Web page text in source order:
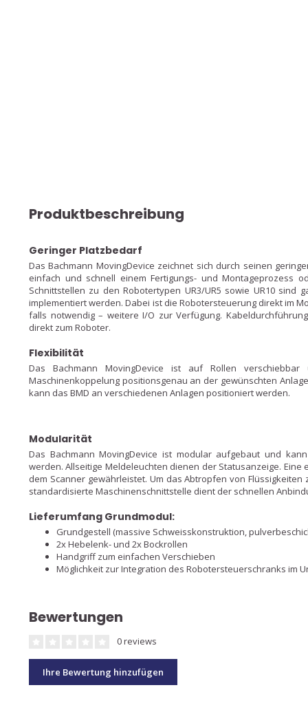
Produktbeschreibung
Geringer Platzbedarf
Das Bachmann MovingDevice zeichnet sich durch seinen
einfach und schnell einem Fertigungs- und Montageprozess
Schnittstellen zu den Robotertypen UR3/UR5 sowie UR10
implementiert werden. Dabei ist die Robotersteuerung direkt im
falls notwendig – weitere I/O zur Verfügung.
direkt zum Roboter.
Flexibilität
Das Bachmann MovingDevice ist auf Rollen
Maschinenkoppelung positionsgenau an der gewünschten
kann das BMD an verschiedenen Anlagen positioniert werden.
Modularität
Das Bachmann MovingDevice ist modular aufgebaut und
werden. Allseitige Meldeleuchten dienen der Statusanzeige.
dem Scanner gewährleistet. Um das Abtropfen von
standardisierte Maschinenschnittstelle dient der schnellen
Lieferumfang Grundmodul:
Grundgestell (massive Schweisskonstruktion,
2x Hebelenk- und 2x Bockrollen
Handgriff zum einfachen Verschieben
Möglichkeit zur Integration des Robotersteuerschranks im
Bewertungen
0 reviews
Ihre Bewertung hinzufügen